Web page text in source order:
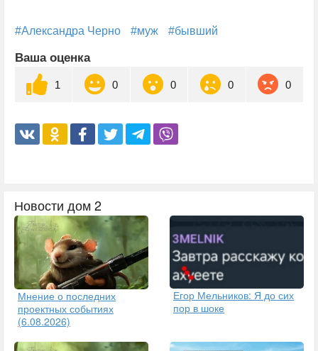
#Александра Черно #муж #бывший
Ваша оценка
1 0 0 0 0
Новости дом 2
Мнение о последних
проектных событиях
(6.08.2026)
Егор Мельников: Я до сих
пор в шоке